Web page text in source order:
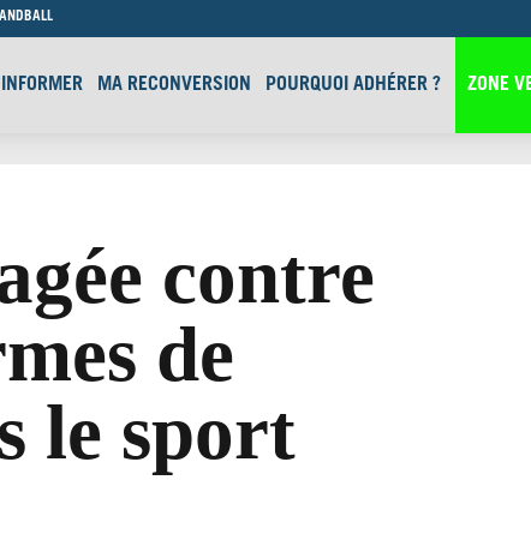
MA RECONVERSION POURQUOI ADHÉRER ? ZONE
contre
de
le sport